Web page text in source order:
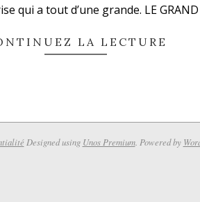
a tout d’une grande. LE GRAND
LA LECTURE
Designed using Unos Premium. Powered by